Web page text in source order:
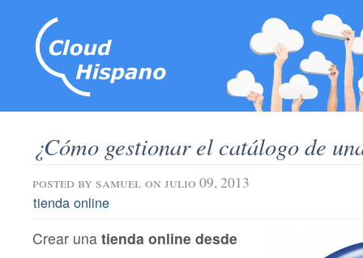
¿Cómo gestionar el catálogo de
posted by samuel on julio 09, 2013
tienda online
Crear una tienda online desde